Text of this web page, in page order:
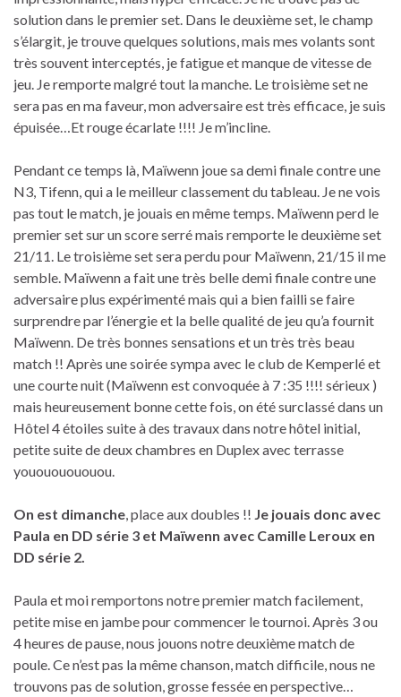
solution dans le premier set. Dans le deuxième set, le champ
s’élargit, je trouve quelques solutions, mais mes volants sont
très souvent interceptés, je fatigue et manque de vitesse de
jeu. Je remporte malgré tout la manche. Le troisième set ne
sera pas en ma faveur, mon adversaire est très efficace, je suis
épuisée…Et rouge écarlate !!!! Je m’incline.
Pendant ce temps là, Maïwenn joue sa demi finale contre une
N3, Tifenn, qui a le meilleur classement du tableau. Je ne vois
pas tout le match, je jouais en même temps. Maïwenn perd le
premier set sur un score serré mais remporte le deuxième set
21/11. Le troisième set sera perdu pour Maïwenn, 21/15 il me
semble. Maïwenn a fait une très belle demi finale contre une
adversaire plus expérimenté mais qui a bien failli se faire
surprendre par l’énergie et la belle qualité de jeu qu’a fournit
Maïwenn. De très bonnes sensations et un très très beau
match !! Après une soirée sympa avec le club de Kemperlé et
une courte nuit (Maïwenn est convoquée à 7 :35 !!!! sérieux )
mais heureusement bonne cette fois, on été surclassé dans un
Hôtel 4 étoiles suite à des travaux dans notre hôtel initial,
petite suite de deux chambres en Duplex avec terrasse
youououououou.
On est dimanche, place aux doubles !! Je jouais donc avec
Paula en DD série 3 et Maïwenn avec Camille Leroux en
DD série 2.
Paula et moi remportons notre premier match facilement,
petite mise en jambe pour commencer le tournoi. Après 3 ou
4 heures de pause, nous jouons notre deuxième match de
poule. Ce n’est pas la même chanson, match difficile, nous ne
trouvons pas de solution, grosse fessée en perspective…